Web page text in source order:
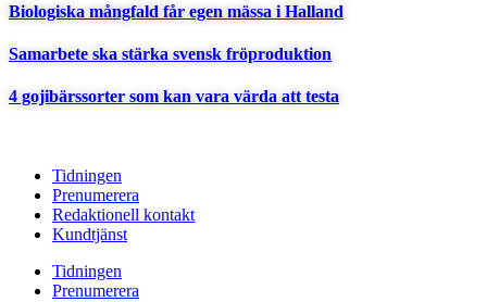
Biologiska mångfald får egen mässa i Halland
Samarbete ska stärka svensk fröproduktion
4 gojibärssorter som kan vara värda att testa
Tidningen
Prenumerera
Redaktionell kontakt
Kundtjänst
Tidningen
Prenumerera